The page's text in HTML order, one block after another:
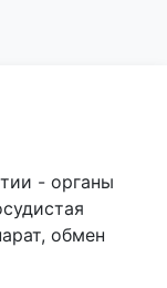
- органы
обмен